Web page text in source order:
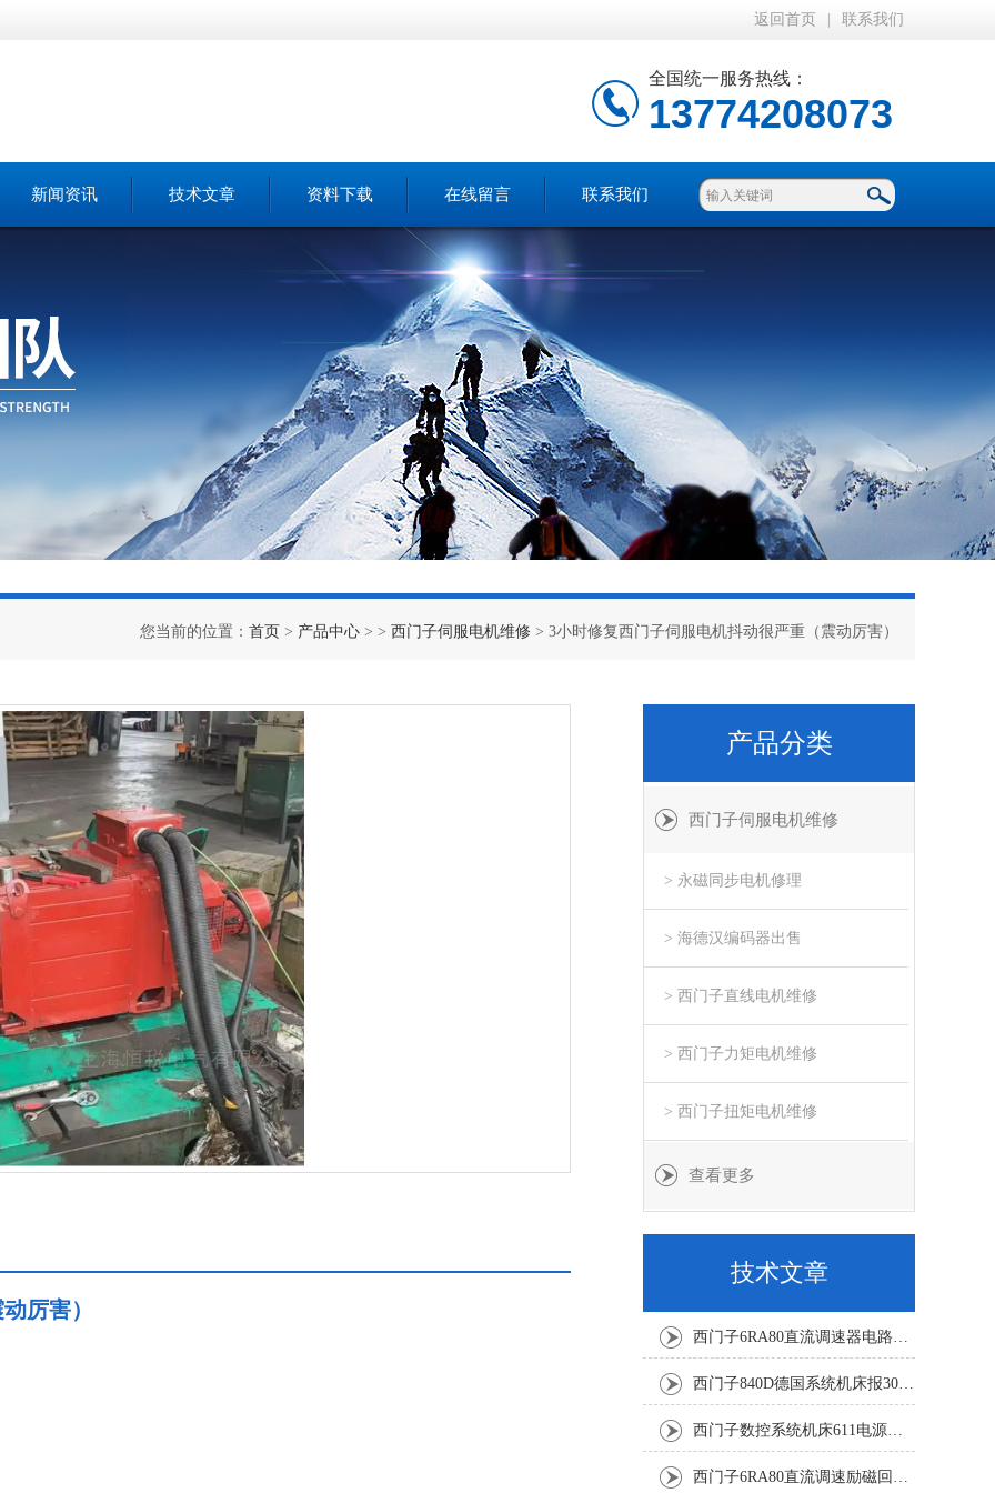
返回首页 联系我们
全国统一服务热线：
13774208073
新闻资讯 技术文章 资料下载 在线留言 联系我们
您当前的位置： 首页 > 产品中心 > > 西门子伺服电机维修 > 3小时修复西门子伺服电机抖动很严重（震动厉害）
厉害）
产品分类
西门子伺服电机维修
> 永磁同步电机修理
> 海德汉编码器出售
> 西门子直线电机维修
> 西门子力矩电机维修
> 西门子扭矩电机维修
查看更多
技术文章
西门子6RA80直流调速器电路板坏销售修理单位
西门子840D德国系统机床报300501修复解决
西门子数控系统机床611电源模块灯不显示修复解决
西门子6RA80直流调速励磁回路坏报F60005修复排除